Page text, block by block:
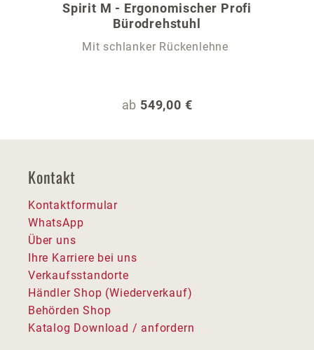
Spirit M - Ergonomischer Profi
Bürodrehstuhl
Mit schlanker Rückenlehne
Regulärer Preis:
ab 549,00 €
Kontakt
Kontaktformular
WhatsApp
Über uns
Ihre Karriere bei uns
Verkaufsstandorte
Händler Shop (Wiederverkauf)
Behörden Shop
Katalog Download / anfordern